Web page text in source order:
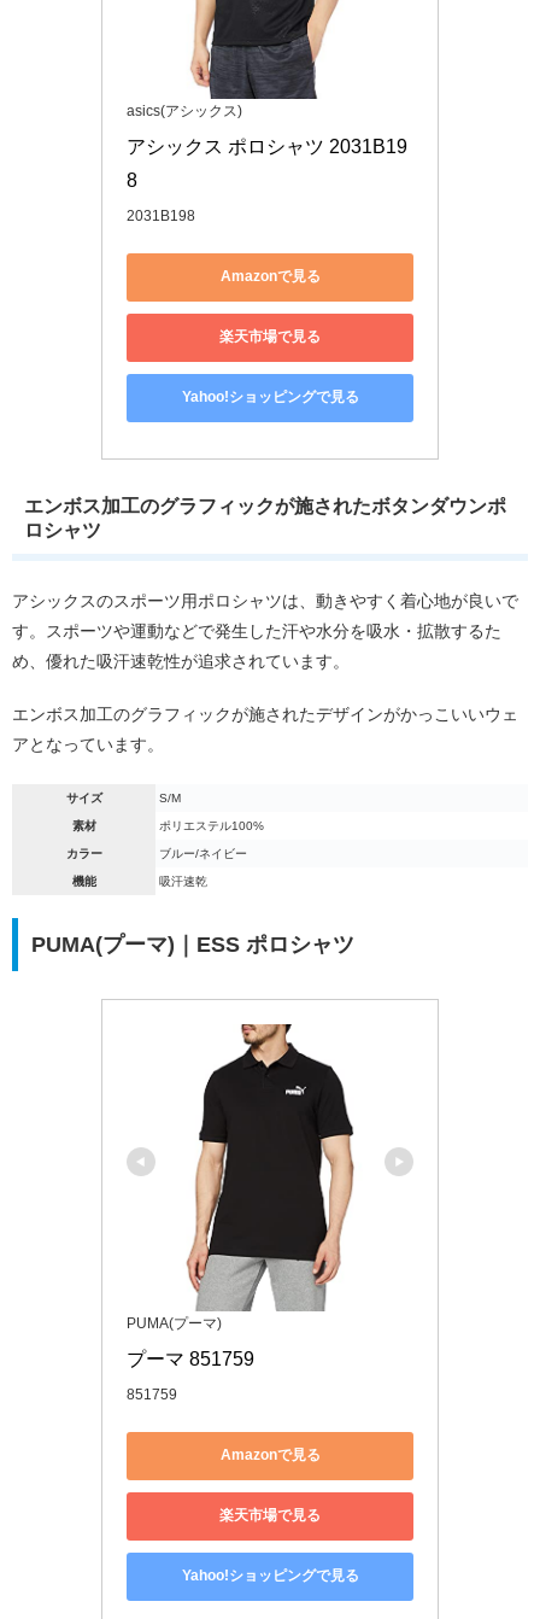
asics(アシックス)
アシックス ポロシャツ 2031B19
8
2031B198
Amazonで見る
楽天市場で見る
Yahoo!ショッピングで見る
エンボス加工のグラフィックが施されたボタンダウンポ
ロシャツ
アシックスのスポーツ用ポロシャツは、動きやすく着心地が良いで
す。スポーツや運動などで発生した汗や水分を吸水・拡散するた
め、優れた吸汗速乾性が追求されています。
エンボス加工のグラフィックが施されたデザインがかっこいいウェ
アとなっています。
サイズ S/M
素材 ポリエステル100%
カラー ブルー/ネイビー
機能 吸汗速乾
PUMA(プーマ)｜ESS ポロシャツ
PUMA(プーマ)
プーマ 851759
851759
Amazonで見る
楽天市場で見る
Yahoo!ショッピングで見る